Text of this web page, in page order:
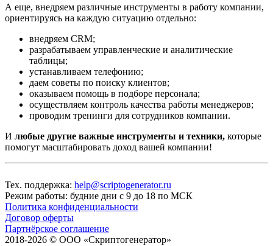
А еще, внедряем различные инструменты в работу компании,
ориентируясь на каждую ситуацию отдельно:
внедряем CRM;
разрабатываем управленческие и аналитические
таблицы;
устанавливаем телефонию;
даем советы по поиску клиентов;
оказываем помощь в подборе персонала;
осуществляем контроль качества работы менеджеров;
проводим тренинги для сотрудников компании.
И любые другие важные инструменты и техники, которые
помогут масштабировать доход вашей компании!
Тех. поддержка: help@scriptogenerator.ru
Режим работы: будние дни с 9 до 18 по МСК
Политика конфиденциальности
Договор оферты
Партнёрское соглашение
2018-2026 © ООО «Скриптогенератор»